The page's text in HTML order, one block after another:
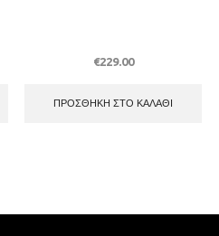
€229.00
ΠΡΟΣΘΉΚΗ ΣΤΟ ΚΑΛΆΘΙ